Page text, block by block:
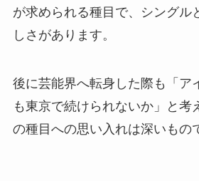
が求められる種目で、シングル
しさがあります。
後に芸能界へ転身した際も「ア
も東京で続けられないか」と考
の種目への思い入れは深いもの